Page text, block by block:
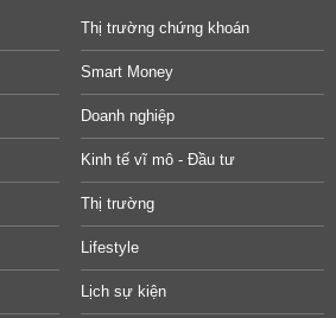
Thị trường chứng khoán
Smart Money
Doanh nghiệp
Kinh tế vĩ mô - Đầu tư
Thị trường
Lifestyle
Lịch sự kiện